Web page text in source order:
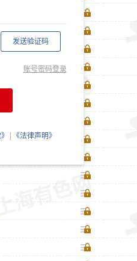
发送验证码
账号密码登录
| 《法律声明》